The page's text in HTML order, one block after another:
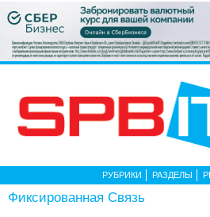
РУБРИКИ РАЗДЕЛЫ
Фиксированная Связь